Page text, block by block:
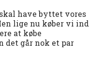
have byttet vores
lige nu køber vi ind
at købe
det går nok et par